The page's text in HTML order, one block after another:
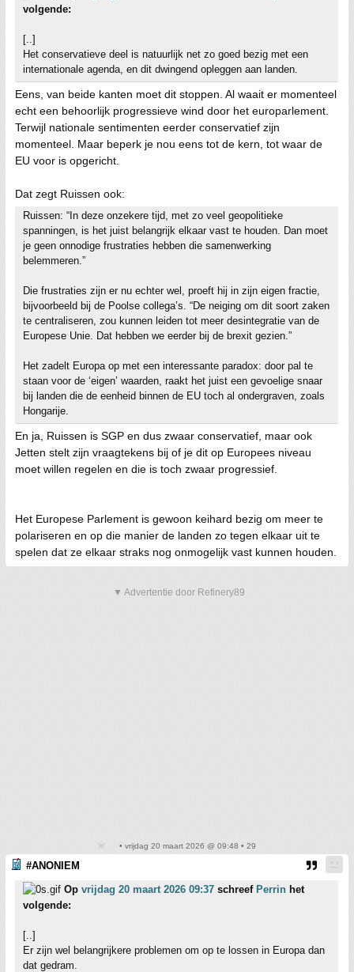
volgende:
[..]
Het conservatieve deel is natuurlijk net zo goed bezig met een
internationale agenda, en dit dwingend opleggen aan landen.
Eens, van beide kanten moet dit stoppen. Al waait er momenteel
echt een behoorlijk progressieve wind door het europarlement.
Terwijl nationale sentimenten eerder conservatief zijn
momenteel. Maar beperk je nou eens tot de kern, tot waar de
EU voor is opgericht.
Dat zegt Ruissen ook:
Ruissen: “In deze onzekere tijd, met zo veel geopolitieke
spanningen, is het juist belangrijk elkaar vast te houden. Dan moet
je geen onnodige frustraties hebben die samenwerking
belemmeren.”
Die frustraties zijn er nu echter wel, proeft hij in zijn eigen fractie,
bijvoorbeeld bij de Poolse collega’s. “De neiging om dit soort zaken
te centraliseren, zou kunnen leiden tot meer desintegratie van de
Europese Unie. Dat hebben we eerder bij de brexit gezien.”
Het zadelt Europa op met een interessante paradox: door pal te
staan voor de ‘eigen’ waarden, raakt het juist een gevoelige snaar
bij landen die de eenheid binnen de EU toch al ondergraven, zoals
Hongarije.
En ja, Ruissen is SGP en dus zwaar conservatief, maar ook
Jetten stelt zijn vraagtekens bij of je dit op Europees niveau
moet willen regelen en die is toch zwaar progressief.
Het Europese Parlement is gewoon keihard bezig om meer te
polariseren en op die manier de landen zo tegen elkaar uit te
spelen dat ze elkaar straks nog onmogelijk vast kunnen houden.
▼ Advertentie door Refinery89
• vrijdag 20 maart 2026 @ 09:48 • 29
#ANONIEM
Op vrijdag 20 maart 2026 09:37 schreef Perrin het
volgende:
[..]
Er zijn wel belangrijkere problemen om op te lossen in Europa dan
dat gedram.